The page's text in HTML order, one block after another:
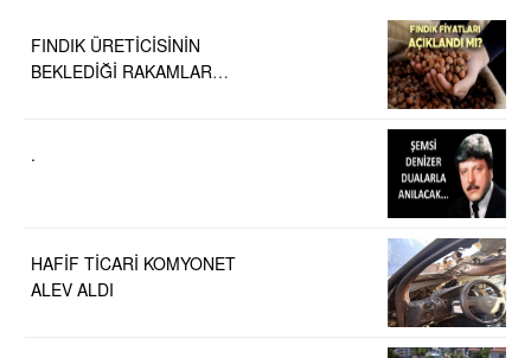
FINDIK ÜRETİCİSİNİN
BEKLEDİĞİ RAKAMLAR
.
HAFİF TİCARİ KOMYONET
ALEV ALDI